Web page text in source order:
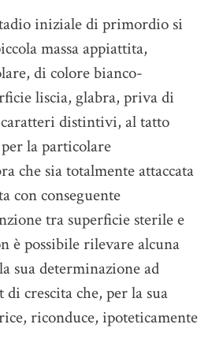
iniziale di primordio si
massa appiattita,
di colore bianco-
liscia, glabra, priva di
distintivi, al tatto
la particolare
che sia totalmente attaccata
con conseguente
tra superficie sterile e
è possibile rilevare alcuna
sua determinazione ad
di crescita che, per la sua
riconduce, ipoteticamente